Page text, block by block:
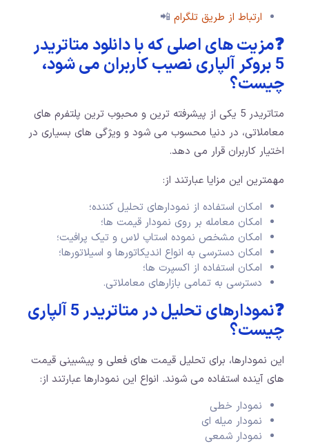
ارتباط از طریق تلگرام 📲
❓مزیت های اصلی که با دانلود متاتریدر
5 بروکر آلپاری نصیب کاربران می شود،
چیست؟
متاتریدر 5 یکی از پیشرفته ترین و محبوب ترین پلتفرم های
معاملاتی، در دنیا محسوب می شود و ویژگی های بسیاری در
اختیار کاربران قرار می دهد.
مهمترین این مزایا عبارتند از:
امکان استفاده از نمودارهای تحلیل کننده؛
امکان معامله بر روی نمودار قیمت ها؛
امکان مشخص نموده استاپ لاس و تیک پرافیت؛
امکان دسترسی به انواع اندیکاتورها و اسیلاتورها؛
امکان استفاده از اکسپرت ها؛
دسترسی به تمامی بازارهای معاملاتی.
❓نمودارهای تحلیل در متاتریدر 5 آلپاری
چیست؟
این نمودارها، برای تحلیل قیمت های فعلی و پیشبینی قیمت
های آینده استفاده می شوند. انواع این نمودارها عبارتند از:
نمودار خطی
نمودار میله ای
نمودار شمعی